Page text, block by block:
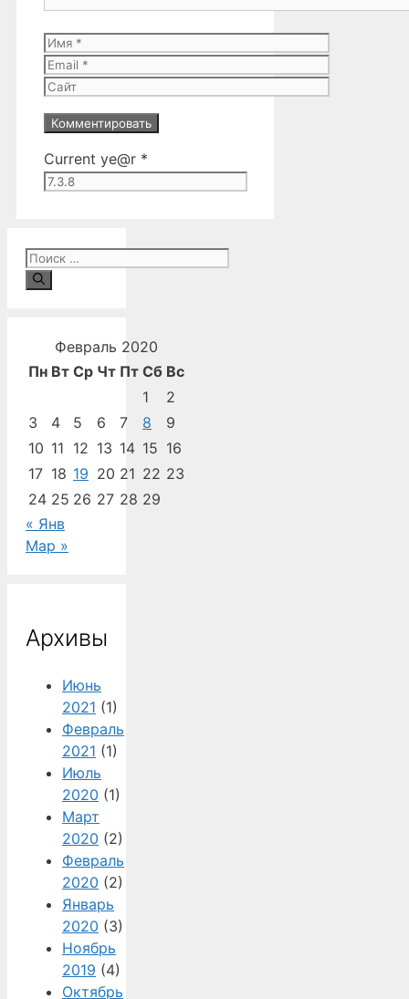
Имя
Email
Сайт
Current ye@r *
Поиск:
Февраль 2020
Пн Вт Ср Чт Пт Сб Вс
1
2
3
4 5 6 7 8
9
10 11 12 13 14 15 16
17 18 19 20 21 22 23
24 25 26 27 28 29
« Янв
Мар »
Архивы
Июнь
2021 (1)
Февраль
2021 (1)
Июль
2020 (1)
Март
2020 (2)
Февраль
2020 (2)
Январь
2020 (3)
Ноябрь
2019 (4)
Октябрь